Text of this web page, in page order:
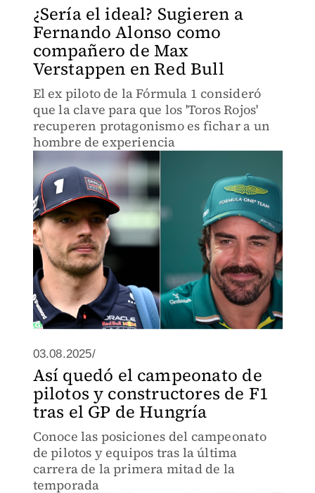
¿Sería el ideal? Sugieren a
Fernando Alonso como
compañero de Max
Verstappen en Red Bull
El ex piloto de la Fórmula 1 consideró
que la clave para que los 'Toros Rojos'
recuperen protagonismo es fichar a un
hombre de experiencia
03.08.2025/
Así quedó el campeonato de
pilotos y constructores de F1
tras el GP de Hungría
Conoce las posiciones del campeonato
de pilotos y equipos tras la última
carrera de la primera mitad de la
temporada